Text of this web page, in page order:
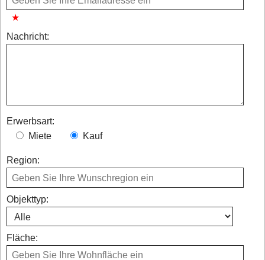
Nachricht:
Erwerbsart:
Miete
Kauf
Region:
Objekttyp:
Fläche: